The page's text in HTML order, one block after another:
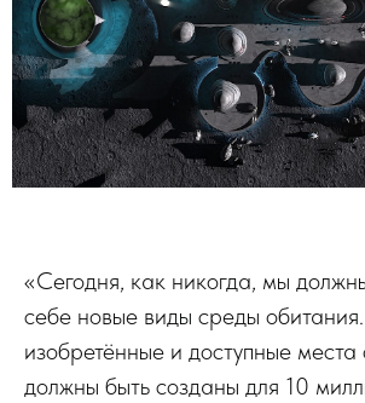
«Сегодня, как никогда, мы
себе новые виды среды
изобретённые и доступные места
должны быть созданы для 10